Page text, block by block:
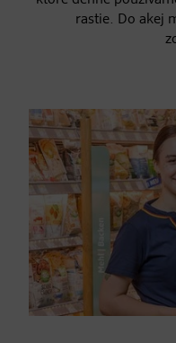
rastie. Do akej